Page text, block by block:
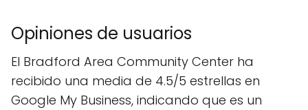
Opiniones de usuarios
El Bradford Area Community Center ha
recibido una media de 4.5/5 estrellas en
Google My Business, indicando que es un